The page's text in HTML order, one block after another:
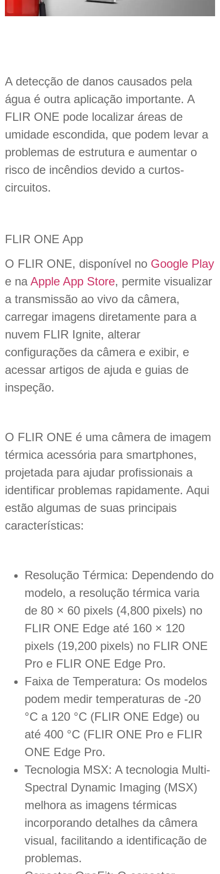
A detecção de danos causados pela
água é outra aplicação importante. A
FLIR ONE pode localizar áreas de
umidade escondida, que podem levar a
problemas de estrutura e aumentar o
risco de incêndios devido a curtos-
circuitos.
FLIR ONE App
O FLIR ONE, disponível no Google Play
e naApple App Store, permite visualizar
a transmissão ao vivo da câmera,
carregar imagens diretamente para a
nuvem FLIR Ignite, alterar
configurações da câmera e exibir, e
acessar artigos de ajuda e guias de
inspeção.
O FLIR ONE é uma câmera de imagem
térmica acessória para smartphones,
projetada para ajudar profissionais a
identificar problemas rapidamente. Aqui
estão algumas de suas principais
características:
Resolução Térmica: Dependendo do
modelo, a resolução térmica varia
de 80 × 60 pixels (4,800 pixels) no
FLIR ONE Edge até 160 × 120
pixels (19,200 pixels) no FLIR ONE
Pro e FLIR ONE Edge Pro.
Faixa de Temperatura: Os modelos
podem medir temperaturas de -20
°C a 120 °C (FLIR ONE Edge) ou
até 400 °C (FLIR ONE Pro e FLIR
ONE Edge Pro.
Tecnologia MSX: A tecnologia Multi-
Spectral Dynamic Imaging (MSX)
melhora as imagens térmicas
incorporando detalhes da câmera
visual, facilitando a identificação de
problemas.